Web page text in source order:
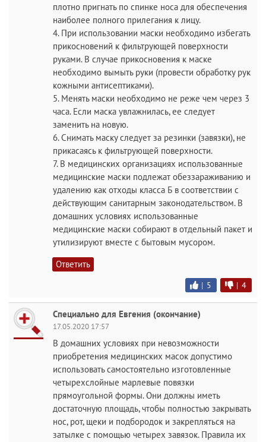
плотно пригнать по спинке носа для обеспечения
наиболее полного прилегания к лицу.
4. При использовании маски необходимо избегать
прикосновений к фильтрующей поверхности
руками. В случае прикосновения к маске
необходимо вымыть руки (провести обработку рук
кожными антисептиками).
5. Менять маски необходимо не реже чем через 3
часа. Если маска увлажнилась, ее следует
заменить на новую.
6. Снимать маску следует за резинки (завязки), не
прикасаясь к фильтрующей поверхности.
7. В медицинских организациях использованные
медицинские маски подлежат обеззараживанию и
удалению как отходы класса Б в соответствии с
действующим санитарным законодательством. В
домашних условиях использованные
медицинские маски собирают в отдельный пакет и
утилизируют вместе с бытовым мусором.
Ответить
| 5 | 4
Специально для Евгения (окончание)
17.05.2020 17:57
В домашних условиях при невозможности
приобретения медицинских масок допустимо
использовать самостоятельно изготовленные
четырехслойные марлевые повязки
прямоугольной формы. Они должны иметь
достаточную площадь, чтобы полностью закрывать
нос, рот, щеки и подбородок и закрепляться на
затылке с помощью четырех завязок. Правила их